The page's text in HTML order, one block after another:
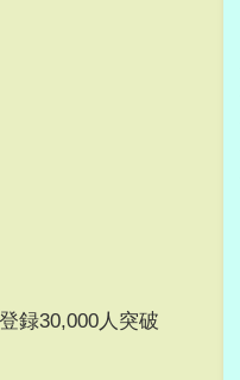
録30,000人突破